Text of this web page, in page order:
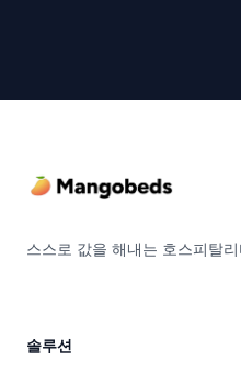
스스로 값을 해내는 호스피탈리
솔루션